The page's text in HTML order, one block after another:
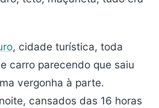
, cidade turística, toda
carro parecendo que saiu
vergonha à parte.
cansados das 16 horas